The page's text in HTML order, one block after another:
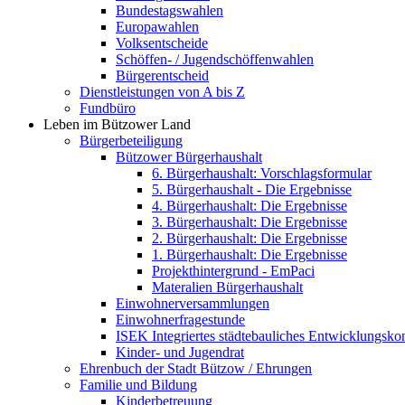
Bundestagswahlen
Europawahlen
Volksentscheide
Schöffen- / Jugendschöffenwahlen
Bürgerentscheid
Dienstleistungen von A bis Z
Fundbüro
Leben im Bützower Land
Bürgerbeteiligung
Bützower Bürgerhaushalt
6. Bürgerhaushalt: Vorschlagsformular
5. Bürgerhaushalt - Die Ergebnisse
4. Bürgerhaushalt: Die Ergebnisse
3. Bürgerhaushalt: Die Ergebnisse
2. Bürgerhaushalt: Die Ergebnisse
1. Bürgerhaushalt: Die Ergebnisse
Projekthintergrund - EmPaci
Materalien Bürgerhaushalt
Einwohnerversammlungen
Einwohnerfragestunde
ISEK Integriertes städtebauliches
Kinder- und Jugendrat
Ehrenbuch der Stadt Bützow / Ehrungen
Familie und Bildung
Kinderbetreuung